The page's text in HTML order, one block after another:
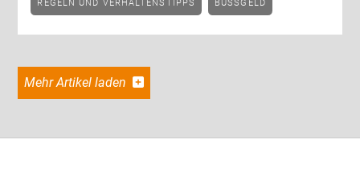
REGELN UND VERHALTENSTIPPS BUSSGELD
Mehr Artikel laden